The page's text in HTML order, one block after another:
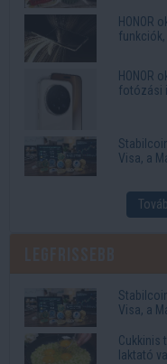
HONOR
HONOR
fotózási
Visa, a
Visa, a
Cukkinis
laktató